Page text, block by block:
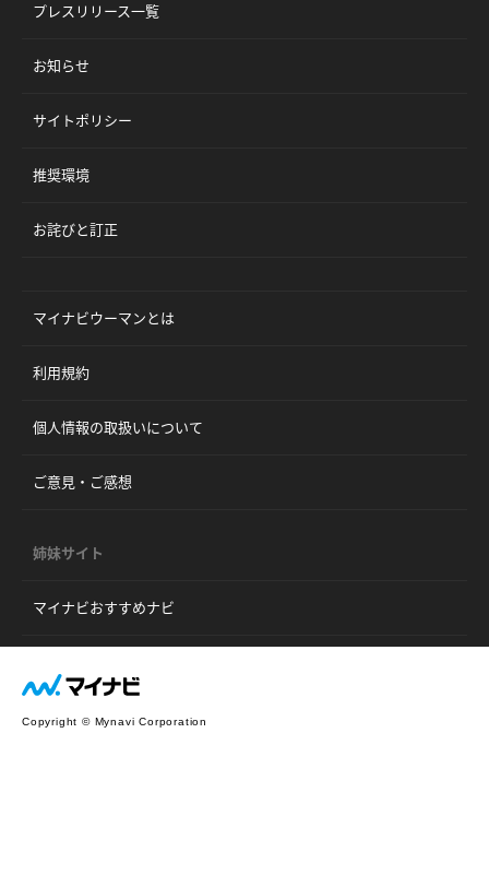
プレスリリース一覧
お知らせ
サイトポリシー
推奨環境
お詫びと訂正
マイナビウーマンとは
利用規約
個人情報の取扱いについて
ご意見・ご感想
姉妹サイト
マイナビおすすめナビ
Copyright © Mynavi Corporation